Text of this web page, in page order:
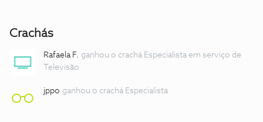
Crachás
Rafaela F. ganhou o crachá Especialista em serviço de
Televisão
jppo ganhou o crachá Especialista